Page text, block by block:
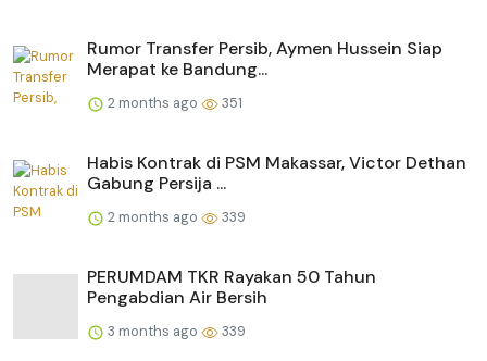
Rumor Transfer Persib, Aymen Hussein Siap
Merapat ke Bandung...
2 months ago 351
Habis Kontrak di PSM Makassar, Victor Dethan
Gabung Persija ...
2 months ago 339
PERUMDAM TKR Rayakan 50 Tahun
Pengabdian Air Bersih
3 months ago 339